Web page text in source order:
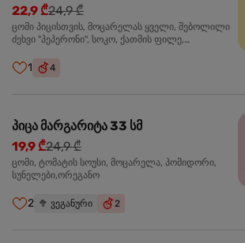
22,9 ₾24,9 ₾
ცომი პიცისთვის, მოცარელას ყველი, შებოლილი
ძეხვი "პეპერონი", სოკო, ქათმის ფილე,
1 4
პიცა მარგარიტა 33 სმ
19,9 ₾24,9 ₾
ცომი, ტომატის სოუსი, მოცარელა, პომიდორი,
სუნელები,ორეგანო
2 🥦 ვეგანური 2